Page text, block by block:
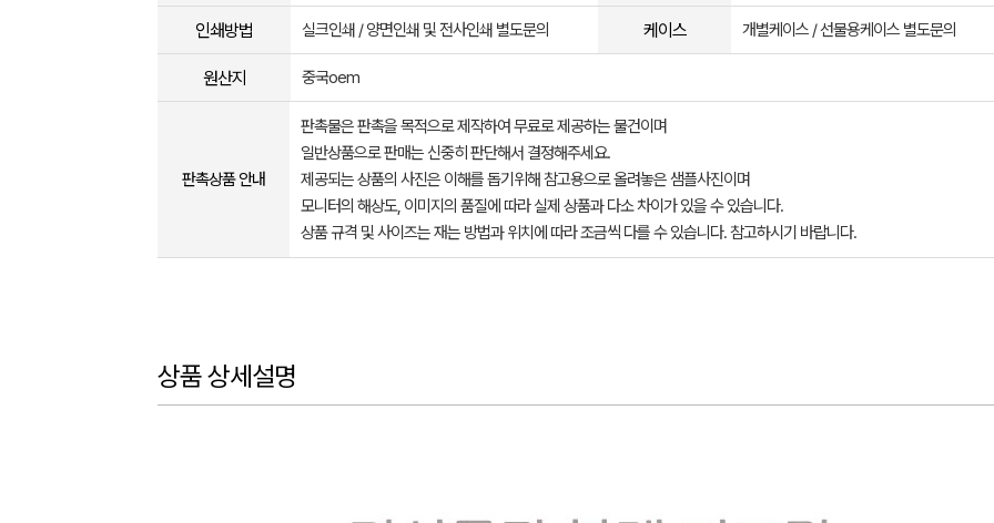
인쇄방법 실크인쇄 / 양면인쇄 및 전사인쇄 별도문의 케이스 개별케이스 / 선물용케이스 별도문의
원산지 중국oem
판촉상품 안내
판촉물은 판촉을 목적으로 제작하여 무료로 제공하는 물건이며
일반상품으로 판매는 신중히 판단해서 결정해주세요.
제공되는 상품의 사진은 이해를 돕기위해 참고용으로 올려놓은 샘플사진이며
모니터의 해상도, 이미지의 품질에 따라 실제 상품과 다소 차이가 있을 수 있습니다.
상품 규격 및 사이즈는 재는 방법과 위치에 따라 조금씩 다를 수 있습니다. 참고하시기 바랍니다.
상품 상세설명